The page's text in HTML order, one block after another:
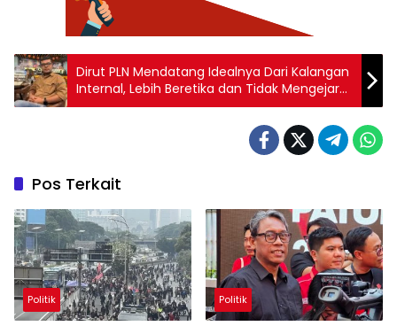
Dirut PLN Mendatang Idealnya Dari Kalangan
Internal, Lebih Beretika dan Tidak Mengejar
Kekayaan
Pos Terkait
Politik Politik